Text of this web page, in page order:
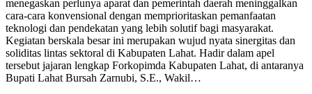
menegaskan perlunya aparat dan pemerintah daerah meninggalkan
cara-cara konvensional dengan memprioritaskan pemanfaatan
teknologi dan pendekatan yang lebih solutif bagi masyarakat.
Kegiatan berskala besar ini merupakan wujud nyata sinergitas dan
soliditas lintas sektoral di Kabupaten Lahat. Hadir dalam apel
tersebut jajaran lengkap Forkopimda Kabupaten Lahat, di antaranya
Bupati Lahat Bursah Zarnubi, S.E., Wakil…